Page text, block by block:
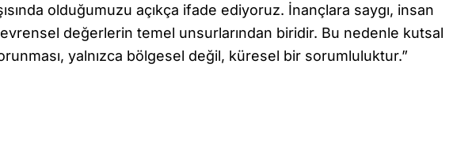
olduğumuzu açıkça ifade ediyoruz. İnançlara saygı, insan
evrensel değerlerin temel unsurlarından biridir. Bu nedenle kutsal
yalnızca bölgesel değil, küresel bir sorumluluktur.”